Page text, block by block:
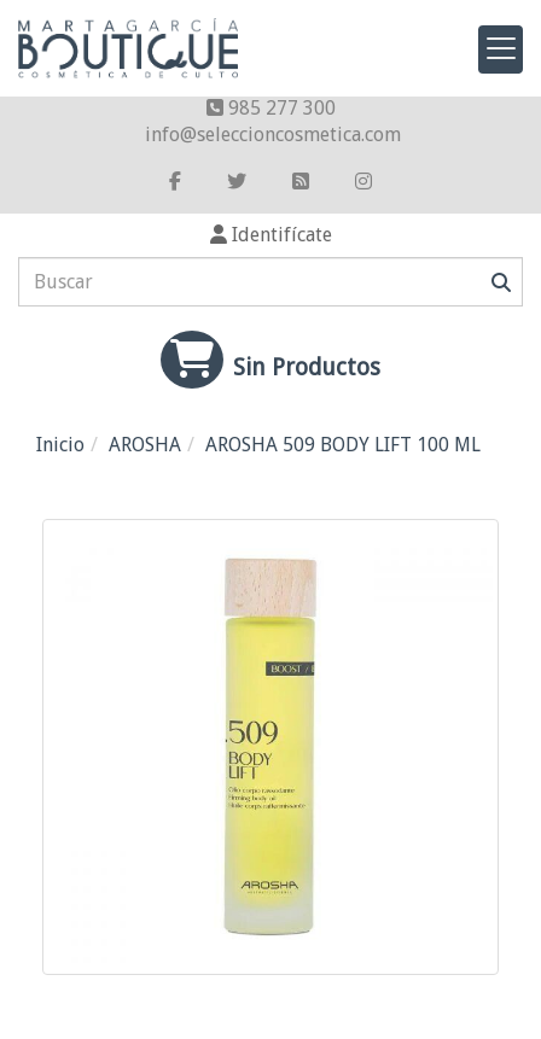
985 277 300
info
seleccioncosmetica.com
Identifícate
Sin Productos
Inicio AROSHA AROSHA 509 BODY LIFT 100 ML